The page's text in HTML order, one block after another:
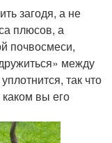
загодя, а не
плюсов, а
почвосмеси,
между
так что
вы его